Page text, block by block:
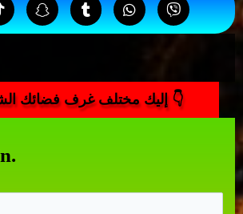
👇 إليك مختلف غرف فضائك الشخصي 👇